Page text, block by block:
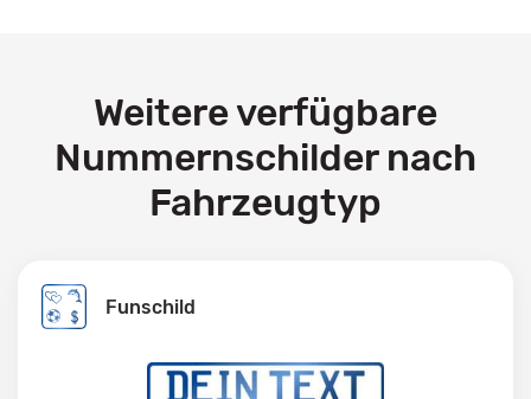
Weitere verfügbare
Nummernschilder nach
Fahrzeugtyp
Funschild